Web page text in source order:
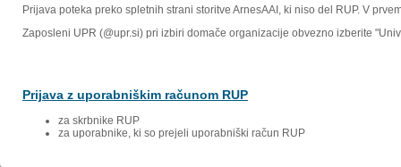
Prijava poteka preko spletnih strani storitve ArnesAAI, ki niso del RUP. V
Zaposleni UPR (@upr.si) pri izbiri domače organizacije obvezno izberite
Prijava z uporabniškim računom RUP
za skrbnike RUP
za uporabnike, ki so prejeli uporabniški račun RUP